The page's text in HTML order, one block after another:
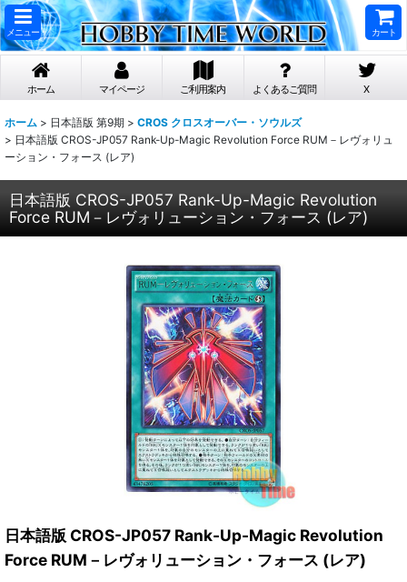
メニュー カート
ホーム マイページ ご利用案内 よくあるご質問 X
ホーム > 日本語版 第9期 > CROS クロスオーバー・ソウルズ
> 日本語版 CROS-JP057 Rank-Up-Magic Revolution Force RUM－レヴォリュ
ーション・フォース (レア)
日本語版 CROS-JP057 Rank-Up-Magic Revolution
Force RUM－レヴォリューション・フォース (レア)
日本語版 CROS-JP057 Rank-Up-Magic Revolution
Force RUM－レヴォリューション・フォース (レア)